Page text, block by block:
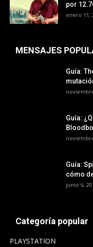
por
enero 11,
MENSAJES
Guía:
Guía:
Guía:
cómo
junio 6,
Categoría popular
PLAYSTATION